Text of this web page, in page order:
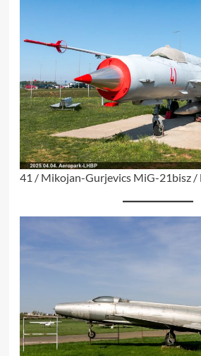
41 / Mikojan-Gurjevics MiG-21bisz /